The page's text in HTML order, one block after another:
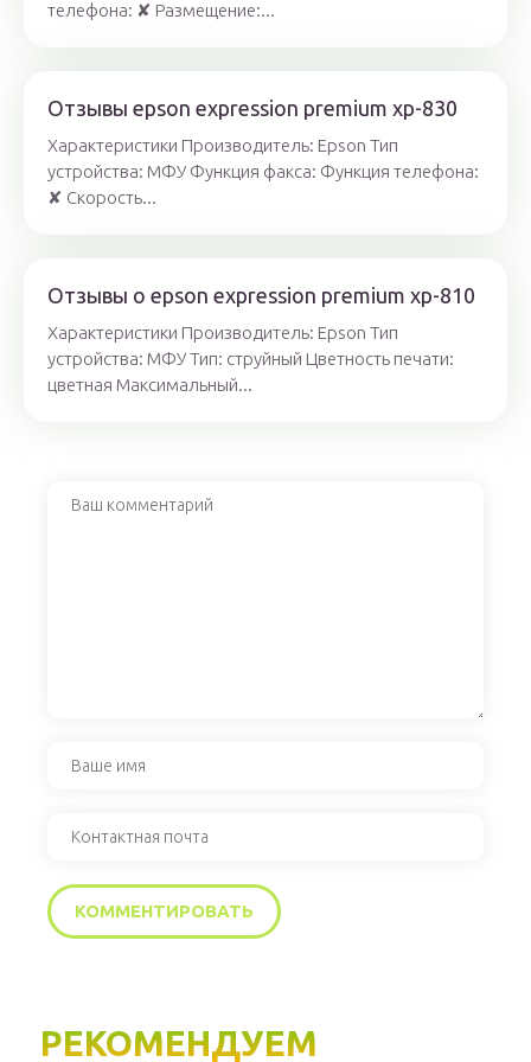
телефона: ✘ Размещение:...
Отзывы epson expression premium xp-830
Характеристики Производитель: Epson Тип
устройства: МФУ Функция факса: Функция телефона:
✘ Скорость...
Отзывы о epson expression premium xp-810
Характеристики Производитель: Epson Тип
устройства: МФУ Тип: струйный Цветность печати:
цветная Максимальный...
РЕКОМЕНДУЕМ